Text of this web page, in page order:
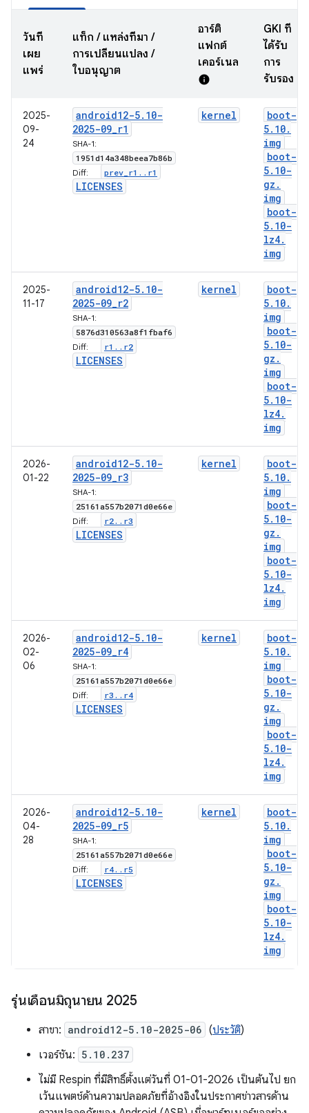
วันที่
เผย
แพร่
แท็ก / แหล่งที่มา /
การเปลี่ยนแปลง /
ใบอนุญาต
อาร์ติ
แฟกต์
เคอร์เนล
info
GKI ที่
ได้รับ
การ
รับรอง
2025-
09-
24
android12-5. 10-
2025-09_r1
SHA-1:
1951d14a348beea7b86b
Diff: prev r1 . . r1
LICENSES
kernel
boot-
5. 10.
img
boot-
5. 10-
gz .
img
boot-
5. 10-
lz4.
img
2025-
11-17
android12-5. 10-
2025-09_r2
SHA-1:
5876d310563a8f1fbaf6
Diff: r1 . . r2
LICENSES
kernel
boot-
5. 10.
img
boot-
5. 10-
gz .
img
boot-
5. 10-
lz4.
img
2026-
01-22
android12-5. 10-
2025-09_r3
SHA-1:
25161a557b2071d0e66e
Diff: r2. . r3
LICENSES
kernel
boot-
5. 10.
img
boot-
5. 10-
gz .
img
boot-
5. 10-
lz4.
img
2026-
02-
06
android12-5. 10-
2025-09_r4
SHA-1:
25161a557b2071d0e66e
Diff: r3 . . r4
LICENSES
kernel
boot-
5. 10.
img
boot-
5. 10-
gz .
img
boot-
5. 10-
lz4.
img
2026-
04-
28
android12-5. 10-
2025-09_r5
SHA-1:
25161a557b2071d0e66e
Diff: r4. . r5
LICENSES
kernel
boot-
5. 10.
img
boot-
5. 10-
gz .
img
boot-
5. 10-
lz4.
img
รุ่นเดือนมิถุนายน 2025
สาขา: android12-5.10-2025-06 (ประวัติ)
เวอร์ชัน: 5.10.237
ไม่มี Respin ที่มีสิทธิ์ตั้งแต่วันที่ 01-01-2026 เป็นต้นไป ยก
เว้นแพตช์ด้านความปลอดภัยที่อ้างอิงในประกาศข่าวสารด้าน